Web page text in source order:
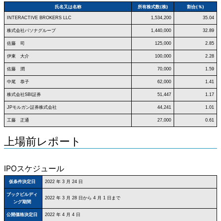
氏名又は名称 所有株式数(株) 割合(％)
INTERACTIVE BROKERS LLC 1,534,200 35.04
株式会社パソナグループ 1,440,000 32.89
佐藤 司 125,000 2.85
伊東 大介 100,000 2.28
佐藤 潤 70,000 1.59
中尾 恭子 62,000 1.41
株式会社SBI証券 51,447 1.17
JPモルガン証券株式会社 44,241 1.01
工藤 正通 27,000 0.61
上場前レポート
IPOスケジュール
仮条件決定日 2022 年 3 月 24 日
ブックビルディ
ング期間
2022 年 3 月 28 日から 4 月 1 日まで
公開価格決定日 2022 年 4 月 4 日